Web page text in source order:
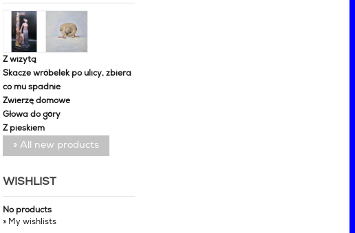
Z wizytą
Skacze wróbelek po ulicy, zbiera
co mu spadnie
Zwierzę domowe
Głowa do góry
Z pieskiem
» All new products
WISHLIST
No products
» My wishlists